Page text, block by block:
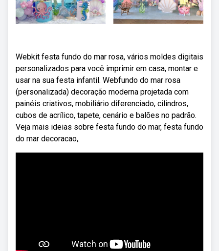
Webkit festa fundo do mar rosa, vários moldes digitais
personalizados para você imprimir em casa, montar e
usar na sua festa infantil. Webfundo do mar rosa
(personalizada) decoração moderna projetada com
painéis criativos, mobiliário diferenciado, cilindros,
cubos de acrílico, tapete, cenário e balões no padrão.
Veja mais ideias sobre festa fundo do mar, festa fundo
do mar decoracao,.